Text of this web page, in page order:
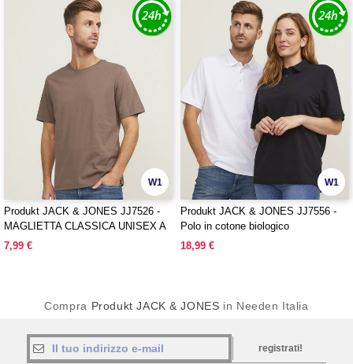
W1
Produkt JACK & JONES JJ7526 -
MAGLIETTA CLASSICA UNISEX A
MANICA CORTA
7,99 €
W1
Produkt JACK & JONES JJ7556 -
Polo in cotone biologico
18,99 €
Compra Produkt JACK & JONES in Needen Italia
registrati!